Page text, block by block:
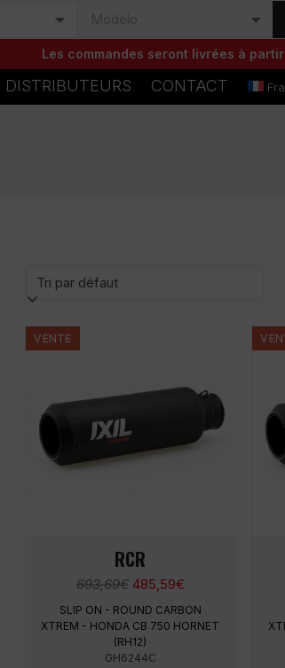
Les commandes seront livrées à partir
DISTRIBUTEURS CONTACT
VENTE
RCR
693,69€ Le
prix
initial
était :
693,69€.
485,59€Le
prix
actuel
SLIP ON - ROUND CARBON
XTREM - HONDA CB 750 HORNET
(RH12)
GH6244C